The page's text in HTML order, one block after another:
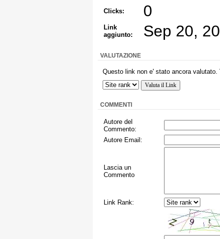
Clicks: 0
Link
aggiunto:
Sep 20,
VALUTAZIONE
Questo link non e' stato ancora valutato.
COMMENTI
Autore del
Commento:
Autore Email:
Lascia un
Commento
Link Rank: